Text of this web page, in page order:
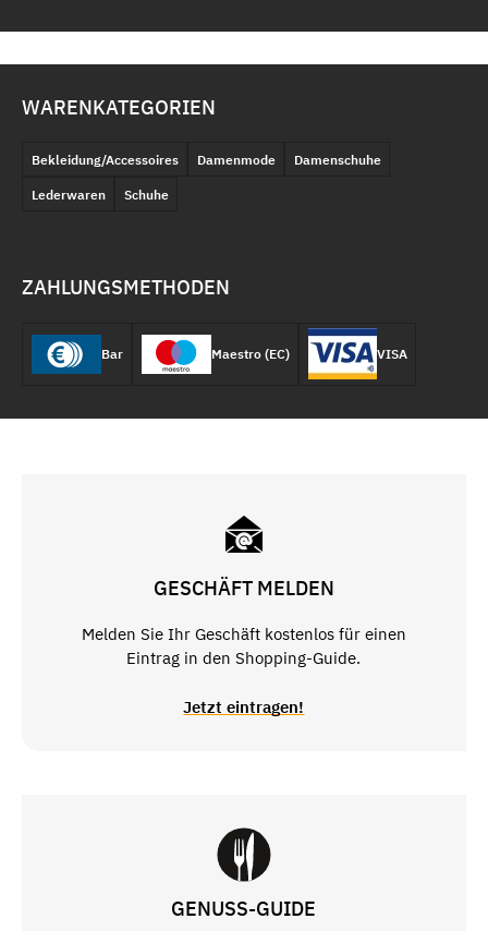
WARENKATEGORIEN
Bekleidung/Accessoires Damenmode Damenschuhe
Lederwaren Schuhe
ZAHLUNGSMETHODEN
Bar Maestro (EC) VISA
GESCHÄFT MELDEN
Melden Sie Ihr Geschäft kostenlos für einen
Eintrag in den Shopping-Guide.
Jetzt eintragen!
GENUSS-GUIDE